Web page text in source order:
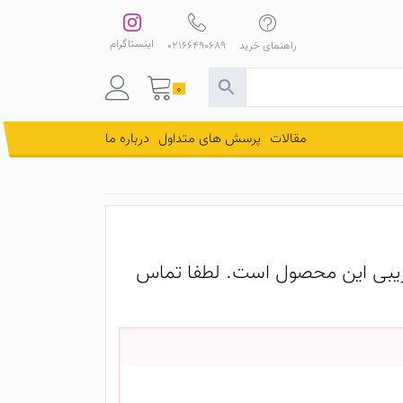
0
راهنمای خرید 02166490689 اینستاگرام
مقالات پرسش های متداول درباره ما
این محصول است. لطفا تماس